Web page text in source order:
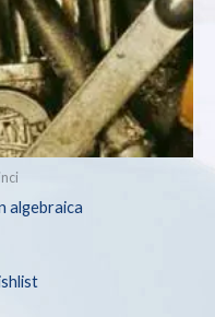
algebraica